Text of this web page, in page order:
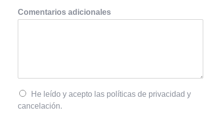
Comentarios adicionales
He leído y acepto las políticas de privacidad y
cancelación.